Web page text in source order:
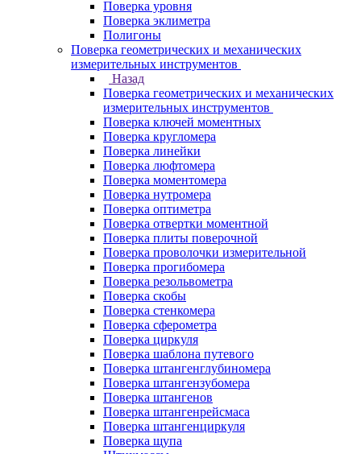
Поверка уровня
Поверка эклиметра
Полигоны
Поверка геометрических и механических
измерительных инструментов
Назад
Поверка геометрических и механических
измерительных инструментов
Поверка ключей моментных
Поверка кругломера
Поверка линейки
Поверка люфтомера
Поверка моментомера
Поверка нутромера
Поверка оптиметра
Поверка отвертки моментной
Поверка плиты поверочной
Поверка проволочки измерительной
Поверка прогибомера
Поверка резольвометра
Поверка скобы
Поверка стенкомера
Поверка сферометра
Поверка циркуля
Поверка шаблона путевого
Поверка штангенглубиномера
Поверка штангензубомера
Поверка штангенов
Поверка штангенрейсмаса
Поверка штангенциркуля
Поверка щупа